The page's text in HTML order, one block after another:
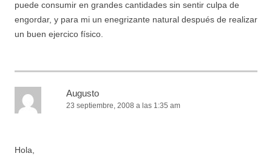
puede consumir en grandes cantidades sin sentir culpa de
engordar, y para mi un enegrizante natural después de realizar
un buen ejercico físico.
Augusto
23 septiembre, 2008 a las 1:35 am
Hola,